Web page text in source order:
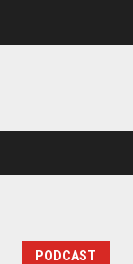
PODCAST